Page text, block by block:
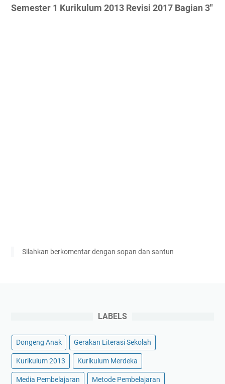
Semester 1 Kurikulum 2013 Revisi 2017 Bagian 3"
Silahkan berkomentar dengan sopan dan santun
LABELS
Dongeng Anak Gerakan Literasi Sekolah
Kurikulum 2013 Kurikulum Merdeka
Media Pembelajaran Metode Pembelajaran